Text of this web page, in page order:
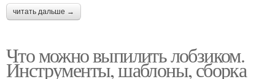
читать дальше →
Что можно выпилить лобзиком.
Инструменты, шаблоны, сборка